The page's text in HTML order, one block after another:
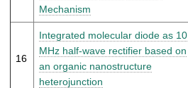
Mechanism
16
Integrated molecular diode as 10
MHz half-wave rectifier based on
an organic nanostructure
heterojunction